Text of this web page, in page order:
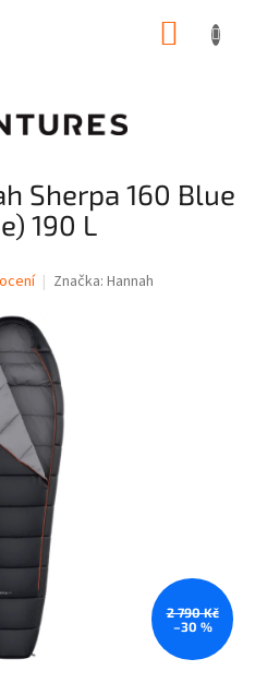
Sherpa 160 Blue
190 L
Značka: Hannah
2 790 Kč
–30 %